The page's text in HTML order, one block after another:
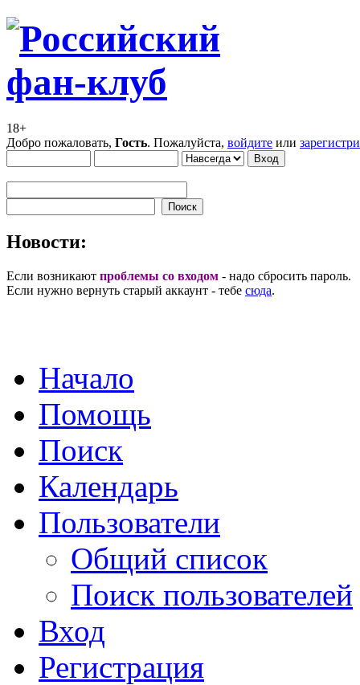
18+
Добро пожаловать, Гость. Пожалуйста, войдите или
Новости:
Если возникают проблемы со входом - надо сбросить пароль.
Если нужно вернуть старый аккаунт - тебе сюда.
Начало
Помощь
Поиск
Календарь
Пользователи
Общий список
Поиск пользователей
Вход
Регистрация